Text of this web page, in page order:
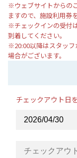
※ウェブサイトからの
ますので、施設利用券
※チェックインの受付
到着してください。
※20:00以降はスタッ
場合がございます。
チェックアウト日